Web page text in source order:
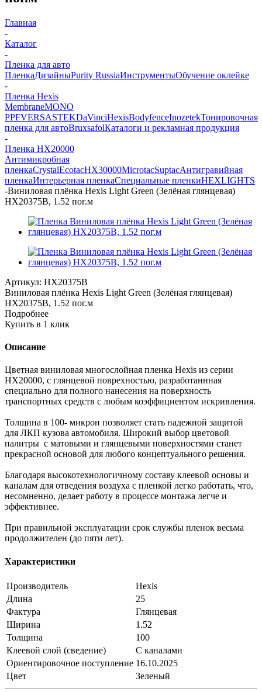
Главная
-
Каталог
-
Пленка для авто
ПленкаДизайныPurity RussiaИнструментыОбучение оклейке
-
Пленка Hexis
MembraneMONO
PPFVERSASTEKDaVinciHexisBodyfenceInozetekТонировочная
пленка для автоBruxsafolКаталоги и рекламная продукция
-
Пленка HX20000
Антимикробная
пленкаCrystalEcotacHX30000MicrotacSuptacАнтигравийная
пленкаИнтерьерная пленкаСпециальные пленкиHEXLIGHTS
-Виниловая плёнка Hexis Light Green (Зелёная глянцевая)
HX20375B, 1.52 пог.м
Артикул: HX20375B
Виниловая плёнка Hexis Light Green (Зелёная глянцевая)
HX20375B, 1.52 пог.м
Подробнее
Купить в 1 клик
Описание
Цветная виниловая многослойная пленка Hexis из серии
НХ20000, с глянцевой поврехностью, разработаннная
специально для полного нанесения на поверхность
транспортных средств с любым коэффициентом искривления.
Толщина в 100- микрон позволяет стать надежной защитой
для ЛКП кузова автомобиля. Широкий выбор цветовой
палитры с матовыми и глянцевыми поверхностями станет
прекрасной основой для любого концептуального решения.
Благодаря высокотехнологичному составу клеевой основы и
каналам для отведения воздуха с пленкой легко работать, что,
несомненно, делает работу в процессе монтажа легче и
эффективнее.
При правильной эксплуатации срок службы пленок весьма
продолжителен (до пяти лет).
Характеристики
Производитель
Hexis
Длина
25
Фактура
Глянцевая
Ширина
1.52
Толщина
100
Клеевой слой (сведение)
С каналами
Ориентировочное поступление 16.10.2025
Цвет
Зеленый